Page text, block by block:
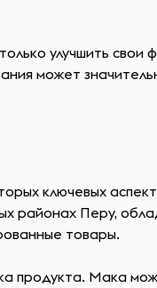
улучшить свои
может
ключевых
районах Перу,
товары.
продукта. Мака